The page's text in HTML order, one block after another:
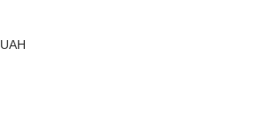
UAH